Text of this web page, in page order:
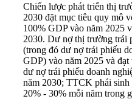
Chiến lược phát triển thị
2030 đặt mục tiêu quy mô
100% GDP vào năm 2025
2030. Dư nợ thị trường trái
(trong đó dư nợ trái phiếu
GDP) vào năm 2025 và
dư nợ trái phiếu doanh
năm 2030; TTCK phái
20% - 30% mỗi năm trong